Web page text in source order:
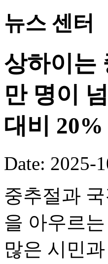
뉴스 센터
상하이는
만 명이
대비
Date: 2025-
중추절과
을 아우르
많은 시민